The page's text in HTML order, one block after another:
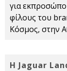
για
φίλους του
Κόσμος, στην
Η Jaguar